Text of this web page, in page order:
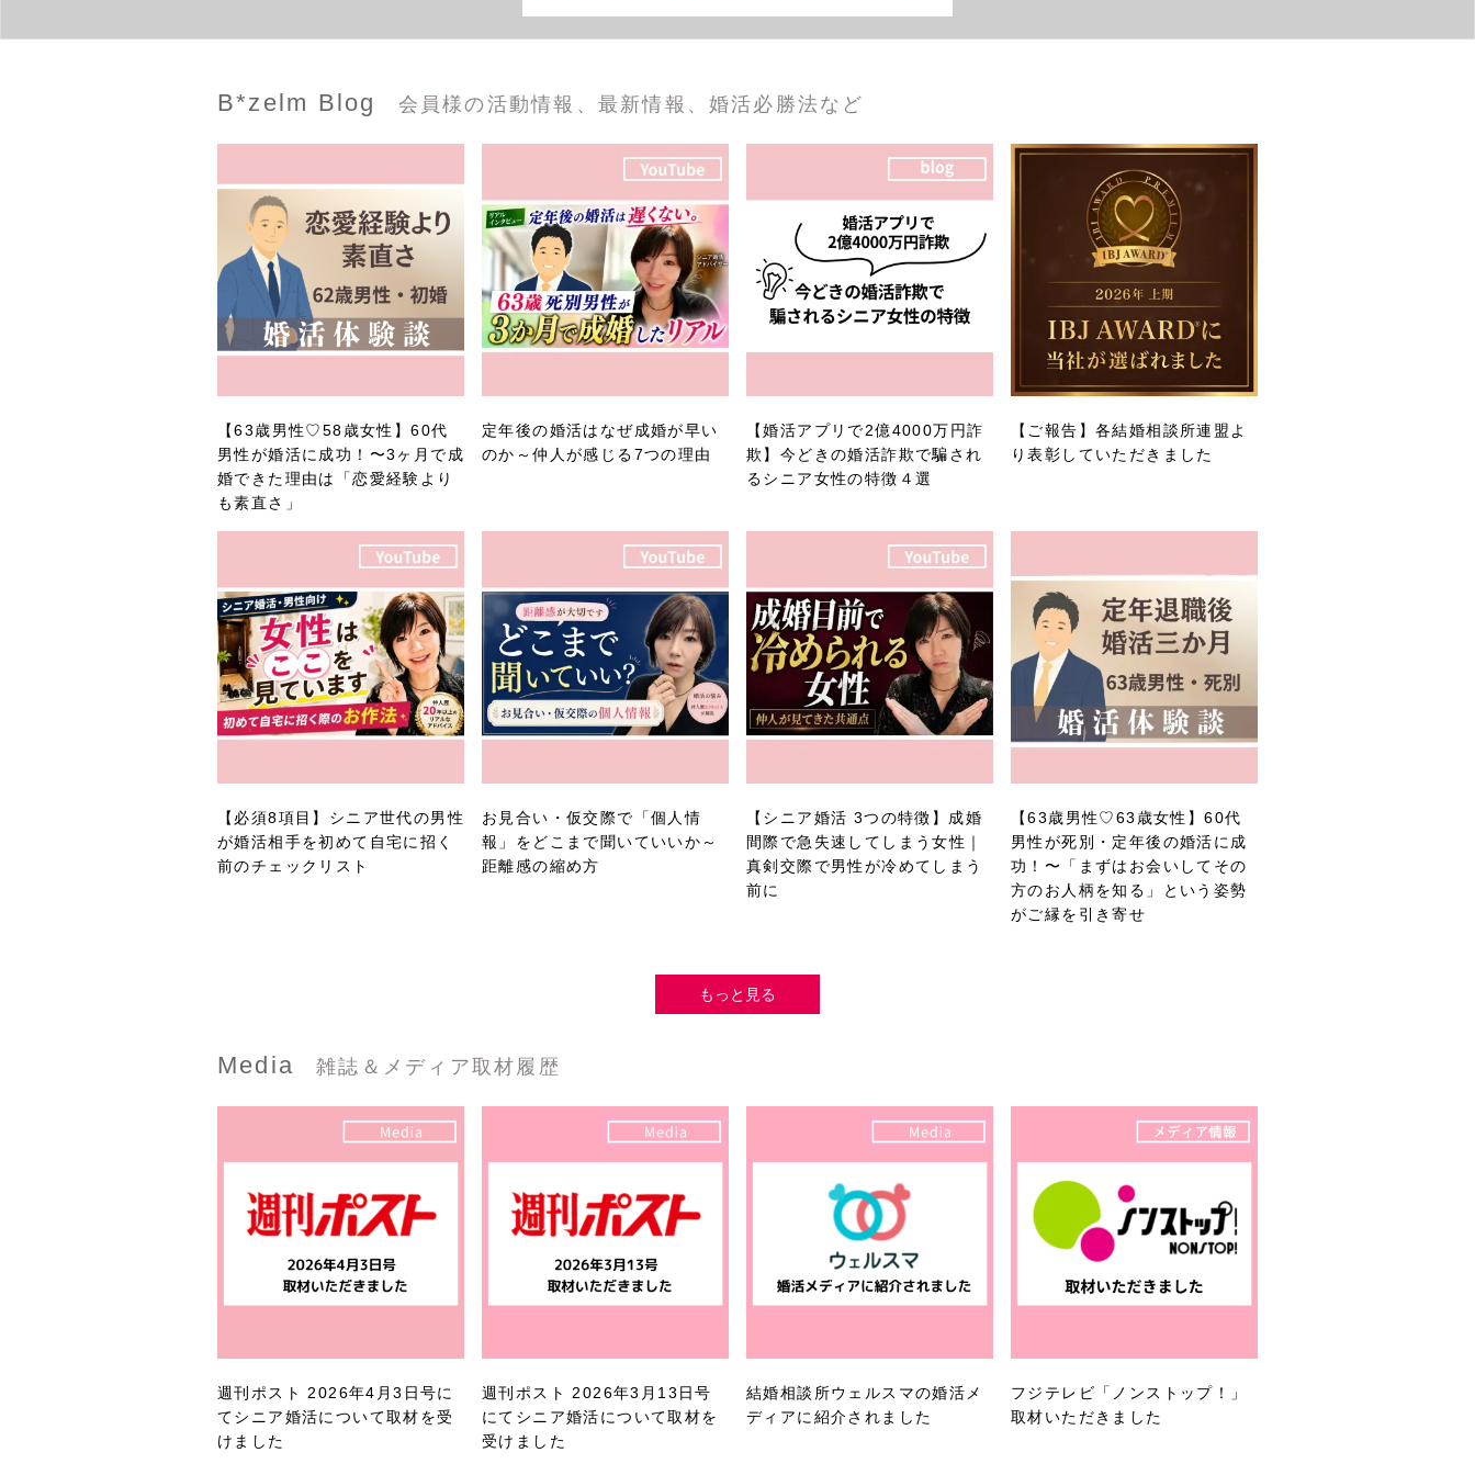
B*zelm Blog 会員様の活動情報、最新情報、婚活必勝法など
【63歳男性♡58歳女性】60代
男性が婚活に成功！〜3ヶ月で成
婚できた理由は「恋愛経験より
も素直さ」
定年後の婚活はなぜ成婚が早い
のか～仲人が感じる7つの理由
【婚活アプリで2億4000万円詐
欺】今どきの婚活詐欺で騙され
るシニア女性の特徴４選
【ご報告】各結婚相談所連盟よ
り表彰していただきました
【必須8項目】シニア世代の男性
が婚活相手を初めて自宅に招く
前のチェックリスト
お見合い・仮交際で「個人情
報」をどこまで聞いていいか～
距離感の縮め方
【シニア婚活 3つの特徴】成婚
間際で急失速してしまう女性｜
真剣交際で男性が冷めてしまう
前に
【63歳男性♡63歳女性】60代
男性が死別・定年後の婚活に成
功！〜「まずはお会いしてその
方のお人柄を知る」という姿勢
がご縁を引き寄せ
もっと見る
Media 雑誌＆メディア取材履歴
週刊ポスト 2026年4月3日号に
てシニア婚活について取材を受
けました
週刊ポスト 2026年3月13日号
にてシニア婚活について取材を
受けました
結婚相談所ウェルスマの婚活メ
ディアに紹介されました
フジテレビ「ノンストップ！」
取材いただきました